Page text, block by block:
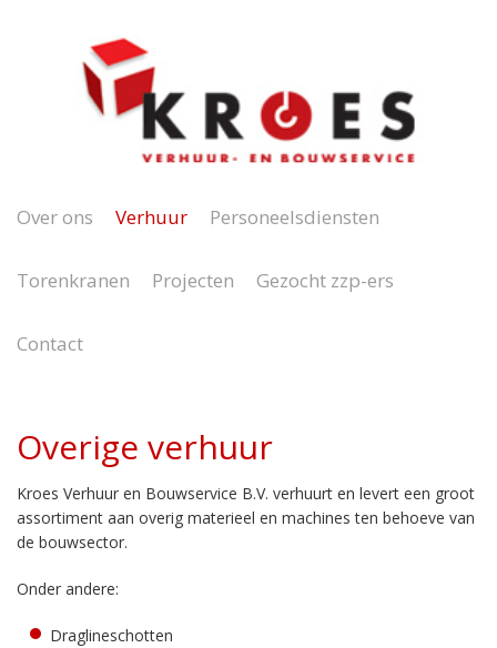
Over ons Verhuur Personeelsdiensten
Torenkranen Projecten Gezocht zzp-ers
Contact
Overige verhuur
Kroes Verhuur en Bouwservice B.V. verhuurt en levert een groot
assortiment aan overig materieel en machines ten behoeve van
de bouwsector.
Onder andere:
Draglineschotten